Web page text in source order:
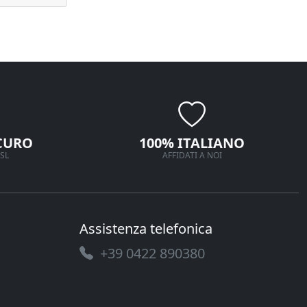
100% ITALIANO
AFFIDATI A NOI
Assistenza telefonica
+39 0422 890380